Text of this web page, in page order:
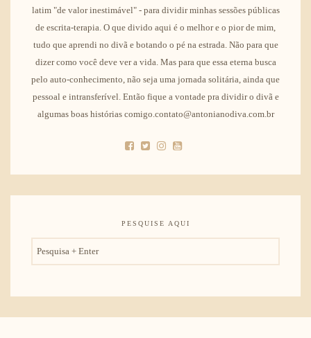
latim "de valor inestimável" - para dividir minhas sessões públicas
de escrita-terapia. O que divido aqui é o melhor e o pior de mim,
tudo que aprendi no divã e botando o pé na estrada. Não para que
dizer como você deve ver a vida. Mas para que essa eterna busca
pelo auto-conhecimento, não seja uma jornada solitária, ainda que
pessoal e intransferível. Então fique a vontade pra dividir o divã e
algumas boas histórias comigo.contato@antonianodiva.com.br
PESQUISE AQUI